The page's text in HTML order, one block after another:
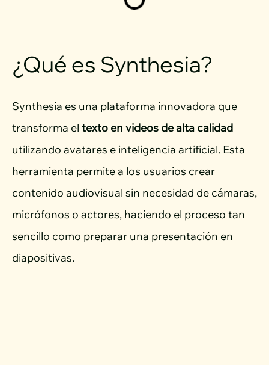
¿Qué es Synthesia?
Synthesia es una plataforma innovadora que
transforma el texto en videos de alta calidad
utilizando avatares e inteligencia artificial. Esta
herramienta permite a los usuarios crear
contenido audiovisual sin necesidad de cámaras,
micrófonos o actores, haciendo el proceso tan
sencillo como preparar una presentación en
diapositivas.